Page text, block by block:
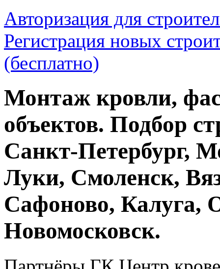
Авторизация для
Регистрация новых
(бесплатно)
Монтаж кровли,
объектов. Подбор
Санкт-Петербург,
Луки, Смоленск,
Сафоново, Калуга,
Новомосковск.